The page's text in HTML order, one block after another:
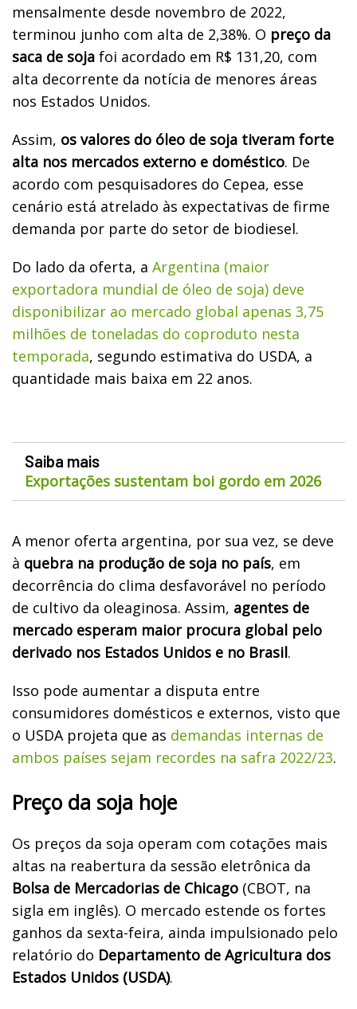
mensalmente desde novembro de 2022,
terminou junho com alta de 2,38%. O preço da
saca de soja foi acordado em R$ 131,20, com
alta decorrente da notícia de menores áreas
nos Estados Unidos.
Assim, os valores do óleo de soja tiveram forte
alta nos mercados externo e doméstico. De
acordo com pesquisadores do Cepea, esse
cenário está atrelado às expectativas de firme
demanda por parte do setor de biodiesel.
Do lado da oferta, a Argentina (maior
exportadora mundial de óleo de soja) deve
disponibilizar ao mercado global apenas 3,75
milhões de toneladas do coproduto nesta
temporada, segundo estimativa do USDA, a
quantidade mais baixa em 22 anos.
Saiba mais
Exportações sustentam boi gordo em 2026
A menor oferta argentina, por sua vez, se deve
à quebra na produção de soja no país, em
decorrência do clima desfavorável no período
de cultivo da oleaginosa. Assim, agentes de
mercado esperam maior procura global pelo
derivado nos Estados Unidos e no Brasil.
Isso pode aumentar a disputa entre
consumidores domésticos e externos, visto que
o USDA projeta que as demandas internas de
ambos países sejam recordes na safra 2022/23.
Preço da soja hoje
Os preços da soja operam com cotações mais
altas na reabertura da sessão eletrônica da
Bolsa de Mercadorias de Chicago (CBOT, na
sigla em inglês). O mercado estende os fortes
ganhos da sexta-feira, ainda impulsionado pelo
relatório do Departamento de Agricultura dos
Estados Unidos (USDA).